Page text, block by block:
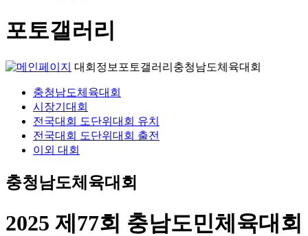
포토갤러리
대회정보 포토갤러리 충청남도체육대회
충청남도체육대회
시장기대회
전국대회 도단위대회 유치
전국대회 도단위대회 출전
이외 대회
충청남도체육대회
2025 제77회 충남도민체육대회